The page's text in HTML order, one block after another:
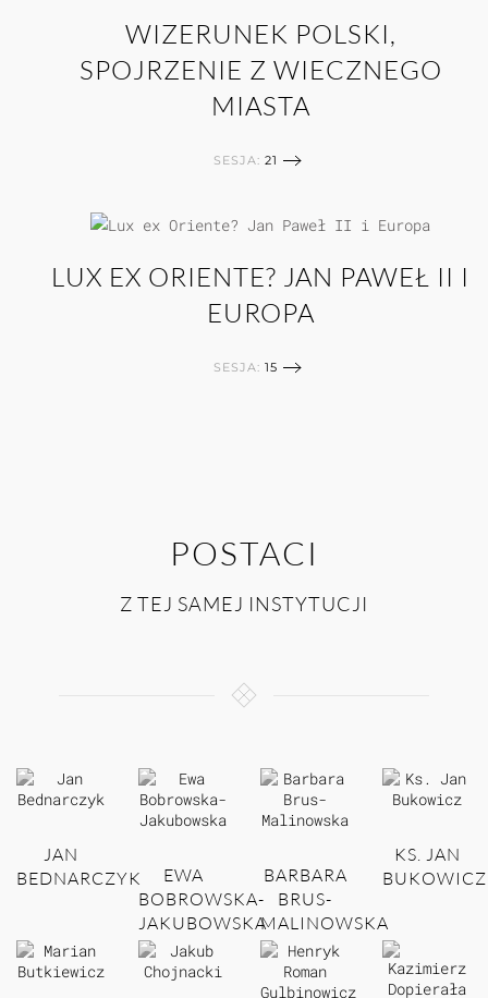
WIZERUNEK POLSKI,
SPOJRZENIE Z WIECZNEGO
MIASTA
SESJA: 21
LUX EX ORIENTE? JAN PAWEŁ II I
EUROPA
SESJA: 15
POSTACI
Z TEJ SAMEJ INSTYTUCJI
JAN
BEDNARCZYK
EWA
BOBROWSKA-
JAKUBOWSKA
BARBARA
BRUS-
MALINOWSKA
KS. JAN
BUKOWICZ